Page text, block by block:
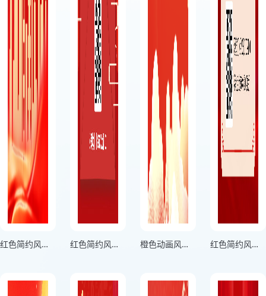
红色简约风企业年度节目单活动宣传海报 红色简约风晚会节目单活动宣传海报 橙色动画风企业年会节目单活动宣传海报 红色简约风年会节目单活动宣传海报